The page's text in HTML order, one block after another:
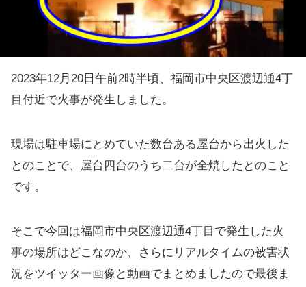
2023年12月20日午前2時半頃、福岡市中央区渡辺通4丁
目付近で火事が発生しました。
現場は駐車場にとめていた数台ある屋台から出火した
とのことで、屋台四台のうち二台が全焼したとのこと
です。
そこで今回は福岡市中央区渡辺通4丁目で発生した火
事の場所はどこなのか、さらにリアルタイムの被害状
況をツイッター画像と動画でまとめましたので最後ま